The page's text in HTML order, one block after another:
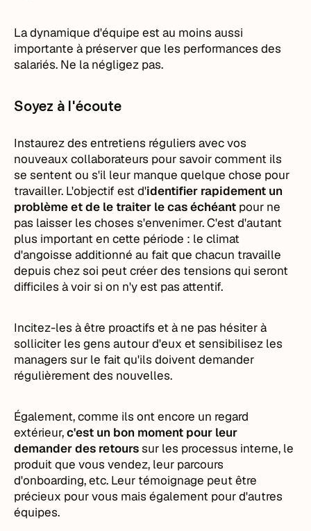
La dynamique d'équipe est au moins aussi
importante à préserver que les performances des
salariés. Ne la négligez pas.
Soyez à l'écoute
Instaurez des entretiens réguliers avec vos
nouveaux collaborateurs pour savoir comment ils
se sentent ou s'il leur manque quelque chose pour
travailler. L'objectif est d'identifier rapidement un
problème et de le traiter le cas échéant pour ne
pas laisser les choses s'envenimer. C'est d'autant
plus important en cette période : le climat
d'angoisse additionné au fait que chacun travaille
depuis chez soi peut créer des tensions qui seront
difficiles à voir si on n'y est pas attentif.
Incitez-les à être proactifs et à ne pas hésiter à
solliciter les gens autour d'eux et sensibilisez les
managers sur le fait qu'ils doivent demander
régulièrement des nouvelles.
Également, comme ils ont encore un regard
extérieur,c'est un bon moment pour leur
demander des retourssur les processus interne, le
produit que vous vendez, leur parcours
d'onboarding, etc. Leur témoignage peut être
précieux pour vous mais également pour d'autres
équipes.